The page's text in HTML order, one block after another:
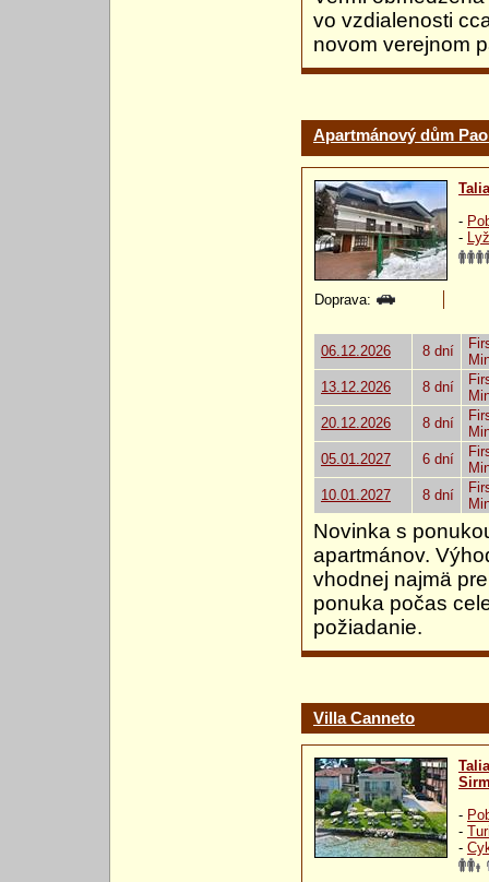
vo vzdialenosti
novom verejnom
Apartmánový dům
-
-
Doprava:
06.12.2026 8 dní
13.12.2026
8 dní
20.12.2026
8 dní
05.01.2027
6 dní
10.01.2027
8 dní
Novinka s
apartmánov.
vhodnej najmä
ponuka počas
požiadanie.
Villa Canneto
-
-
-